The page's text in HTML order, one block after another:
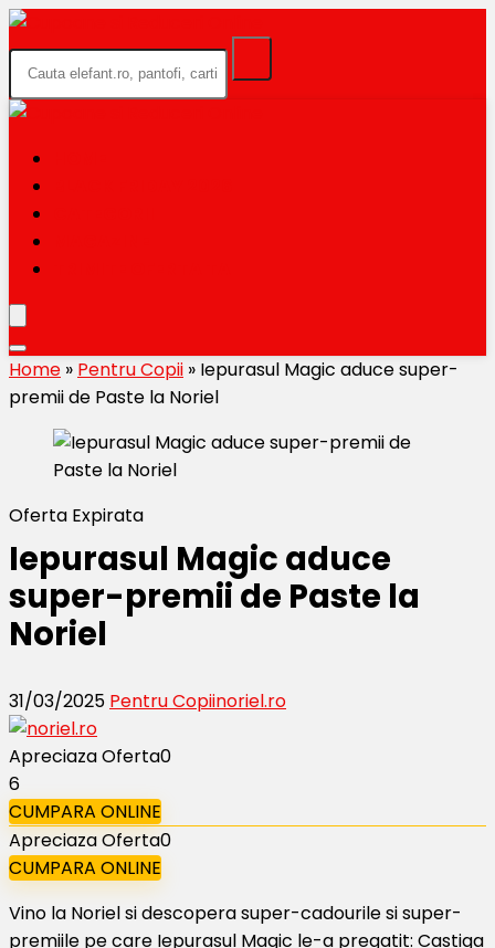
Home » Pentru Copii » Iepurasul Magic aduce super-
premii de Paste la Noriel
Oferta Expirata
Iepurasul Magic aduce
super-premii de Paste la
Noriel
31/03/2025 Pentru Copiinoriel.ro
Apreciaza Oferta0
6
CUMPARA ONLINE
Apreciaza Oferta0
CUMPARA ONLINE
Vino la Noriel si descopera super-cadourile si super-
premiile pe care Iepurasul Magic le-a pregatit: Castiga